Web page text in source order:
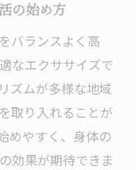
体験の魅力
ッスンの特徴
ィス指導の秘
られる充実感
リラックス効
の始め方
バランスよく高
なエクササイズで
ズムが多様な地域
取り入れることが
めやすく、身体の
効果が期待できま